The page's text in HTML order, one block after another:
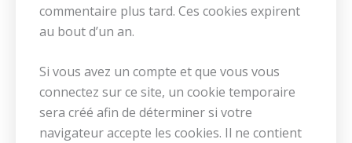
commentaire plus tard. Ces cookies expirent
au bout d’un an.
Si vous avez un compte et que vous vous
connectez sur ce site, un cookie temporaire
sera créé afin de déterminer si votre
navigateur accepte les cookies. Il ne contient